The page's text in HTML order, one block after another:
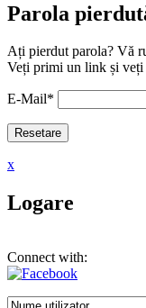
Parola
Ați pierdut parola? Vă
Veți primi un link și veți
E-Mail*
x
Logare
Connect with: